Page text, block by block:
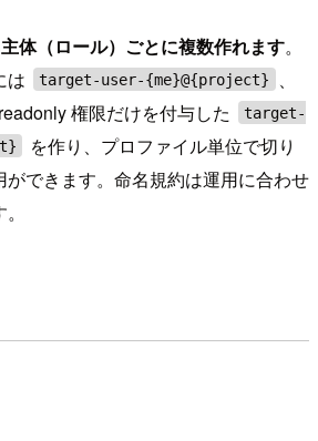
体（ロール）ごとに複数作れます。
は
target-user-{me}@{project}
、
権限だけを付与した
target-
を作り、プロファイル単位で切り
ができます。命名規約は運用に合わせ